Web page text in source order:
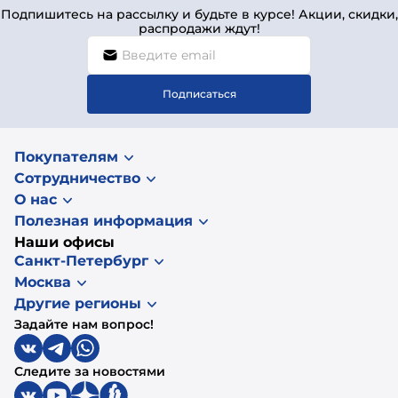
Подпишитесь на рассылку и будьте в курсе! Акции, скидки,
распродажи ждут!
Подписаться
Покупателям
Сотрудничество
О нас
Полезная информация
Наши офисы
Санкт-Петербург
Москва
Другие регионы
Задайте нам вопрос!
Следите за новостями